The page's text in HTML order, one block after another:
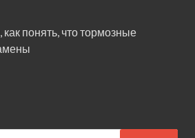
как понять, что тормозные